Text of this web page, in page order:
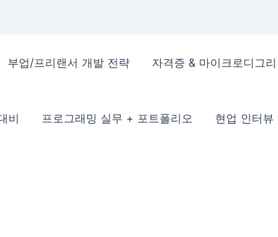
부업/프리랜서 개발 전략 자격증 & 마이크로디그리
비 프로그래밍 실무 + 포트폴리오 현업 인터뷰